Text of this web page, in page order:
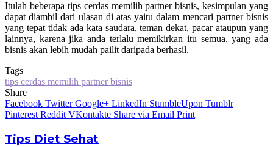
Itulah beberapa tips cerdas memilih partner bisnis, kesimpulan yang
dapat diambil dari ulasan di atas yaitu dalam mencari partner bisnis
yang tepat tidak ada kata saudara, teman dekat, pacar ataupun yang
lainnya, karena jika anda terlalu memikirkan itu semua, yang ada
bisnis akan lebih mudah pailit daripada berhasil.
Tags
tips cerdas memilih partner bisnis
Share
Facebook Twitter Google+ LinkedIn StumbleUpon Tumblr
Pinterest Reddit VKontakte Share via Email Print
Tips Diet Sehat